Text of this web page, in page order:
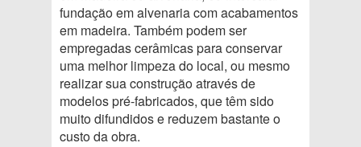
fundação em alvenaria com acabamentos
em madeira. Também podem ser
empregadas cerâmicas para conservar
uma melhor limpeza do local, ou mesmo
realizar sua construção através de
modelos pré-fabricados, que têm sido
muito difundidos e reduzem bastante o
custo da obra.